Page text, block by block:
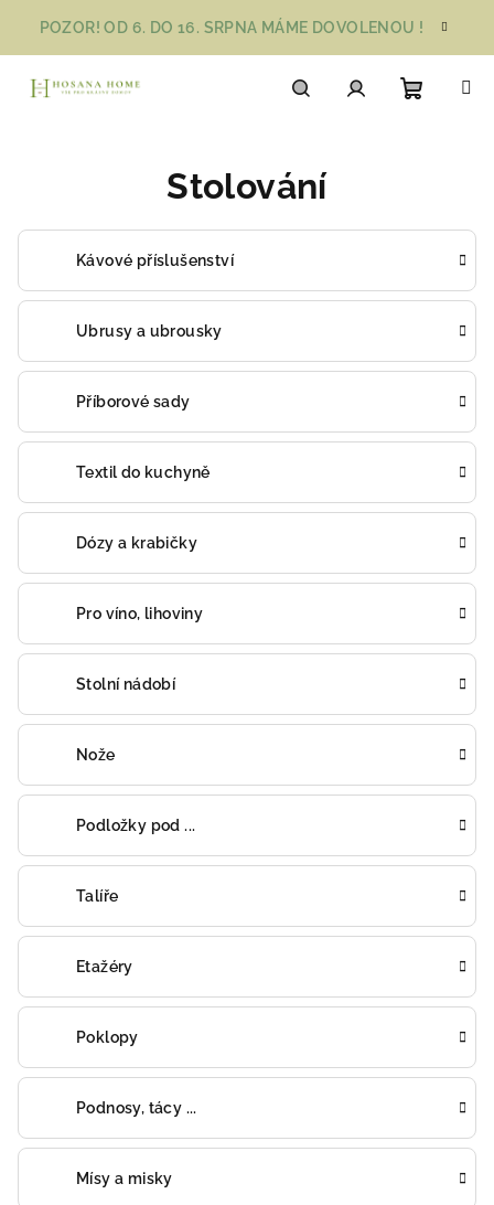
obsah
POZOR! OD 6. DO 16. SRPNA MÁME DOVOLENOU !
Stolování
Kávové příslušenství
Ubrusy a ubrousky
Příborové sady
Textil do kuchyně
Dózy a krabičky
Pro víno, lihoviny
Stolní nádobí
Nože
Podložky pod ...
Talíře
Etažéry
Poklopy
Podnosy, tácy ...
Mísy a misky